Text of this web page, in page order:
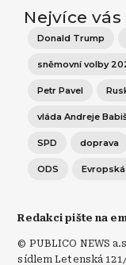
Nejvíce
Donald Trump
sněmovní volby
Petr Pavel
vláda Andreje
SPD doprava
ODS
Redakci pište na
© PUBLICO NEWS
sídlem Letenská 121/